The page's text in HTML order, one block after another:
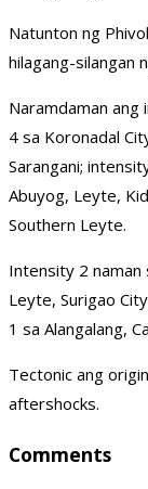
Natunton ng
hilagang-silangan
Naramdaman
4 sa Koronadal
Sarangani;
Abuyog, Leyte,
Southern Leyte.
Intensity 2 naman
Leyte, Surigao
1 sa Alangalang,
Tectonic ang
aftershocks.
Comments